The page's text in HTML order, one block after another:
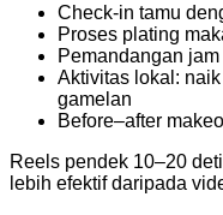
Check-in tamu
Proses plating
Pemandangan
Aktivitas lokal:
gamelan
Before–after
Reels pendek 10–20
lebih efektif daripada